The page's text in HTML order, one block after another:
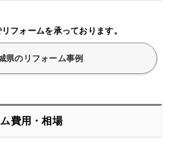
フォームを承っております。
県のリフォーム事例
費用・相場